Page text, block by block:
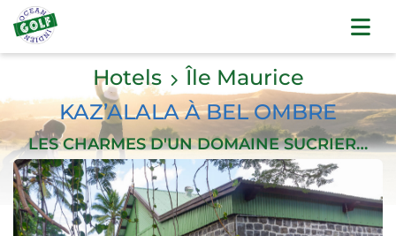
Hotels
Île Maurice
KAZ’ALALA À BEL OMBRE
LES CHARMES D'UN DOMAINE SUCRIER…